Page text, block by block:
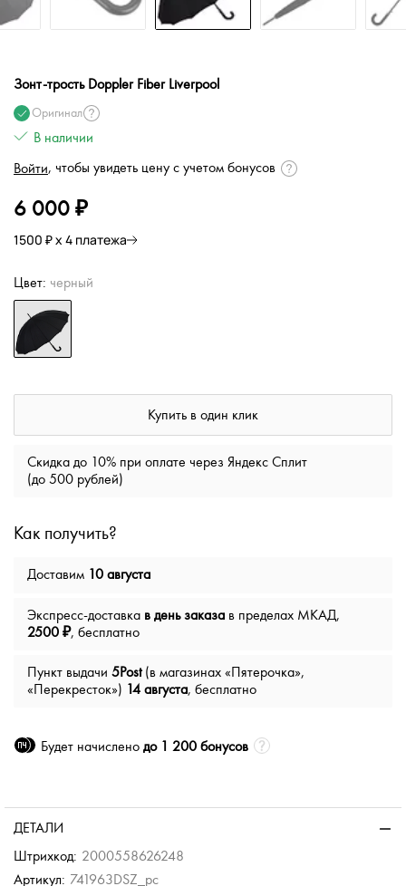
Зонт-трость Doppler Fiber Liverpool
Оригинал
В наличии
Войти, чтобы увидеть цену с учетом бонусов
6 000 ₽
1500 ₽ х 4 платежа
Цвет: черный
Купить в один клик
Скидка до 10% при оплате через Яндекс Сплит
(до 500 рублей)
Как получить?
Доставим 10 августа
Экспресс-доставка в день заказа в пределах МКАД,
2500 ₽, бесплатно
Пункт выдачи 5Post(в магазинах «Пятерочка»,
«Перекресток») 14 августа, бесплатно
Будет начислено до 1 200 бонусов
ДЕТАЛИ
Штрихкод: 2000558626248
Артикул: 741963DSZ_pc